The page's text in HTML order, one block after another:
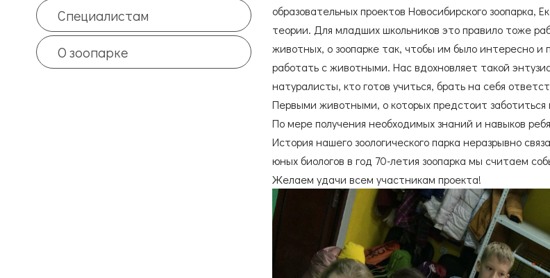
Специалистам
О зоопарке
образовательных проектов Новосибирского
теории. Для младших школьников это правило тоже
животных, о зоопарке так, чтобы им было интересно и
работать с животными. Нас вдохновляет такой
натуралисты, кто готов учиться, брать на себя
Первыми животными, о которых предстоит
По мере получения необходимых знаний и навыков
История нашего зоологического парка неразрывно
юных биологов в год 70-летия зоопарка мы считаем
Желаем удачи всем участникам проекта!